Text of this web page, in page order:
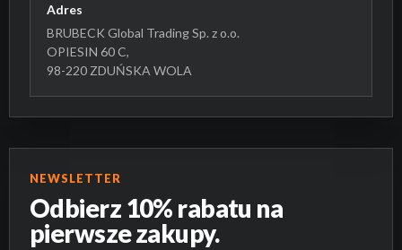
Adres
BRUBECK Global Trading Sp. z o.o.
OPIESIN 60 C,
98-220 ZDUŃSKA WOLA
NEWSLETTER
Odbierz 10% rabatu na
pierwsze zakupy.